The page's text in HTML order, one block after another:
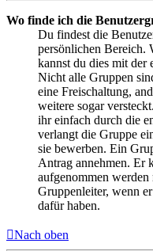
Wo finde ich die
Du findest die
persönlichen Bereich.
kannst du dies mit der
Nicht alle Gruppen
eine Freischaltung,
weitere sogar
ihr einfach durch die
verlangt die Gruppe
sie bewerben. Ein
Antrag annehmen. Er
aufgenommen
Gruppenleiter, wenn
dafür haben.
Nach oben